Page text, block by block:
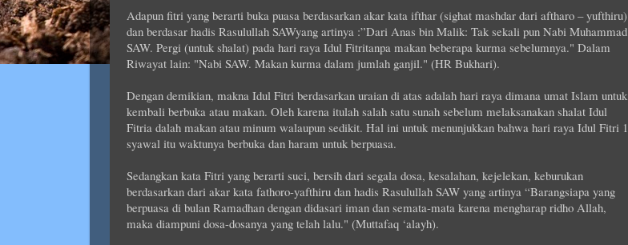
Adapun fitri yang berarti buka puasa berdasarkan akar kata ifthar (sighat mashdar dari aftharo – yufthiru)
dan berdasar hadis Rasulullah SAWyang artinya :”Dari Anas bin Malik: Tak sekali pun Nabi Muhammad
SAW. Pergi (untuk shalat) pada hari raya Idul Fitritanpa makan beberapa kurma sebelumnya." Dalam
Riwayat lain: "Nabi SAW. Makan kurma dalam jumlah ganjil." (HR Bukhari).
Dengan demikian, makna Idul Fitri berdasarkan uraian di atas adalah hari raya dimana umat Islam untuk
kembali berbuka atau makan. Oleh karena itulah salah satu sunah sebelum melaksanakan shalat Idul
Fitria dalah makan atau minum walaupun sedikit. Hal ini untuk menunjukkan bahwa hari raya Idul Fitri 1
syawal itu waktunya berbuka dan haram untuk berpuasa.
Sedangkan kata Fitri yang berarti suci, bersih dari segala dosa, kesalahan, kejelekan, keburukan
berdasarkan dari akar kata fathoro-yafthiru dan hadis Rasulullah SAW yang artinya “Barangsiapa yang
berpuasa di bulan Ramadhan dengan didasari iman dan semata-mata karena mengharap ridho Allah,
maka diampuni dosa-dosanya yang telah lalu." (Muttafaq ‘alayh).